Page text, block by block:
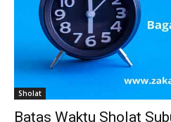
Sholat
Batas Waktu Sholat